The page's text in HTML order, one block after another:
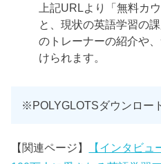
上記URLより「無料カ
と、現状の英語学習の
のトレーナーの紹介や
けられます。
※POLYGLOTSダウンロー
【関連ページ】
【インタビュ